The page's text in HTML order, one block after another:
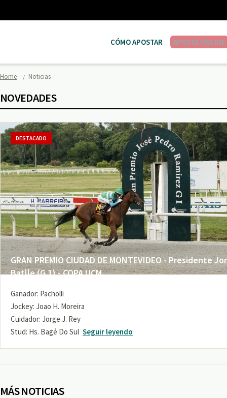
CÓMO APOSTAR APOSTÁ ONLINE
Home Noticias
NOVEDADES
GRAN PREMIO CIUDAD DE MONTEVIDEO - Presidente
Batlle (G 1) - COPA UCM
DESTACADO
Ganador: Pacholli
Jockey: Joao H. Moreira
Cuidador: Jorge J. Rey
Stud: Hs. Bagé Do Sul Seguir leyendo
MÁS NOTICIAS